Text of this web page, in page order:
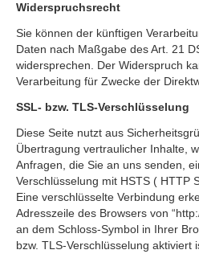
Widerspruchsrecht
Sie können der künftigen
Daten nach Maßgabe des Art. 21
widersprechen. Der Widerspruch
Verarbeitung für Zwecke der
SSL- bzw. TLS-Verschlüsselung
Diese Seite nutzt aus
Übertragung vertraulicher Inhalte,
Anfragen, die Sie an uns senden,
Verschlüsselung mit HSTS ( HTTP
Eine verschlüsselte Verbindung
Adresszeile des Browsers von
an dem Schloss-Symbol in Ihrer
bzw. TLS-Verschlüsselung aktiviert